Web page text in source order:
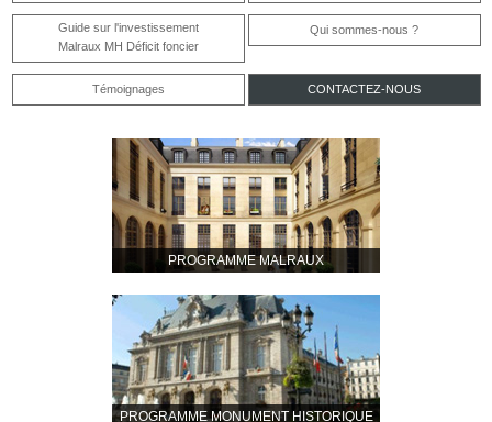
Guide sur l'investissement
Malraux MH Déficit foncier
Qui sommes-nous ?
Témoignages CONTACTEZ-NOUS
PROGRAMME MALRAUX
PROGRAMME MONUMENT HISTORIQUE